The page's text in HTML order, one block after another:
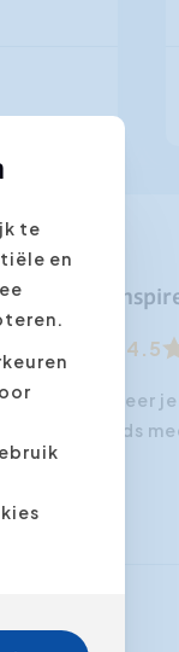
4.5
en organiseer
Steeds
te
en